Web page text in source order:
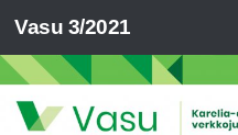
Vasu 3/2021